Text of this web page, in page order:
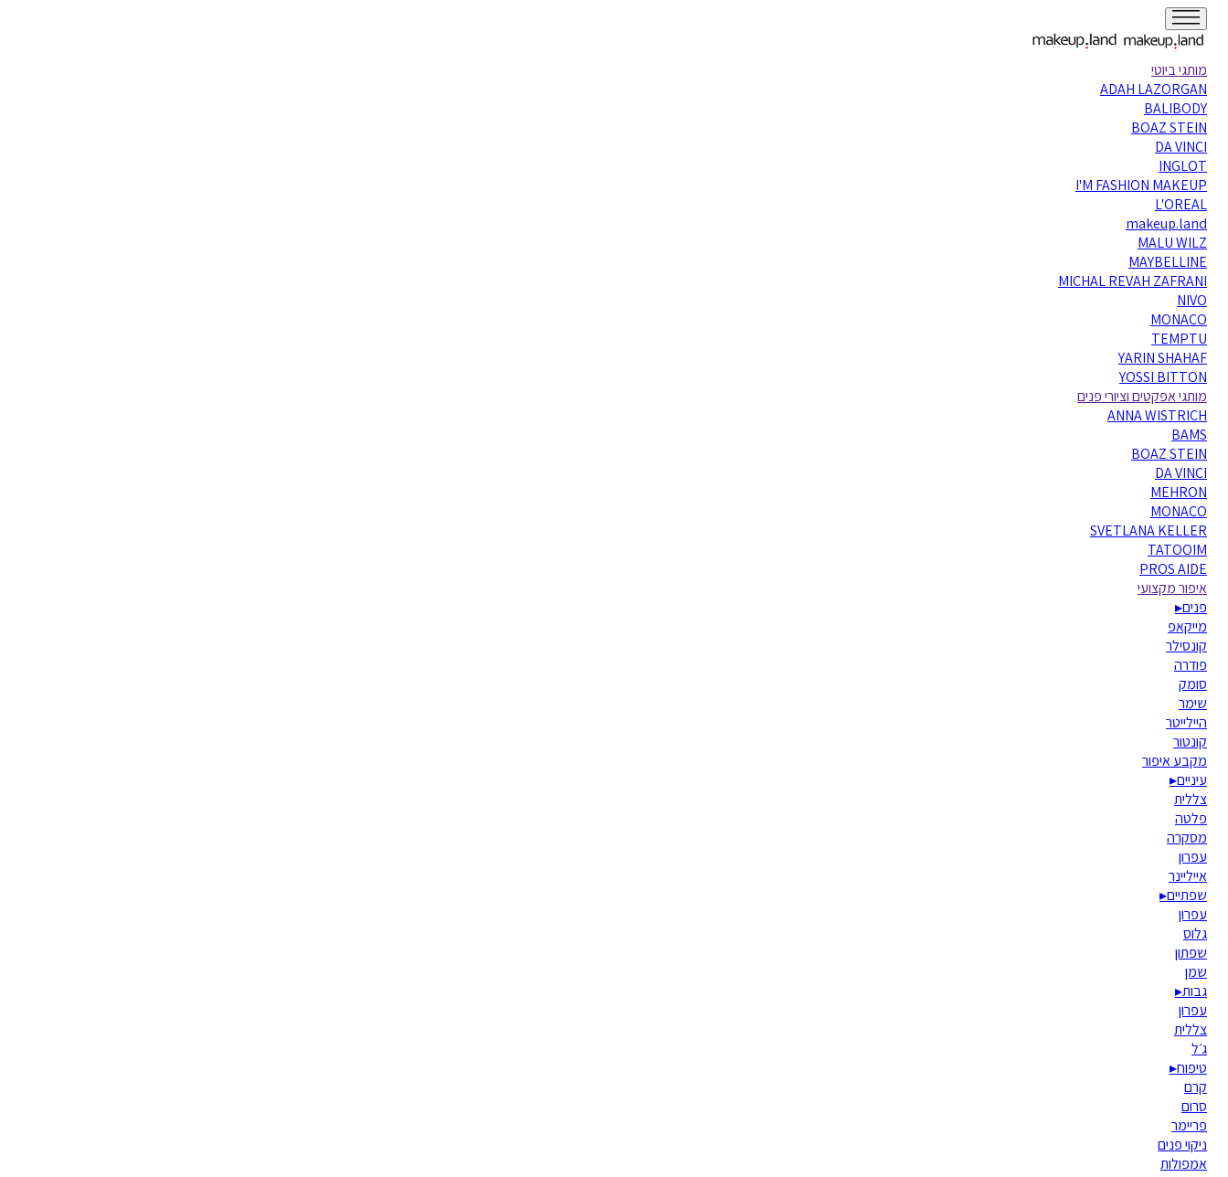
מותגי ביוטי
ADAH LAZORGAN
BALIBODY
BOAZ STEIN
DA VINCI
INGLOT
I'M FASHION MAKEUP
L'OREAL
makeup.land
MALU WILZ
MAYBELLINE
MICHAL REVAH ZAFRANI
NIVO
MONACO
TEMPTU
YARIN SHAHAF
YOSSI BITTON
מותגי אפקטים וציורי פנים
ANNA WISTRICH
BAMS
BOAZ STEIN
DA VINCI
MEHRON
MONACO
SVETLANA KELLER
TATOOIM
PROS AIDE
איפור מקצועי
פנים▸
מייקאפ
קונסילר
פודרה
סומק
שימר
היילייטר
קונטור
מקבע איפור
עיניים▸
צללית
פלטה
מסקרה
עפרון
אייליינר
שפתיים▸
עפרון
גלוס
שפתון
שמן
גבות▸
עפרון
צללית
ג׳ל
טיפוח▸
קרם
סרום
פריימר
ניקוי פנים
אמפולות